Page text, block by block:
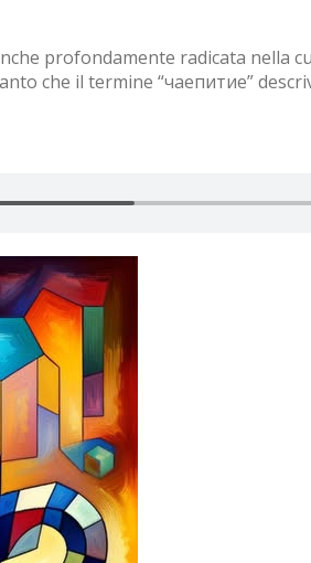
profondamente radicata nella
che il termine “чаепитие”